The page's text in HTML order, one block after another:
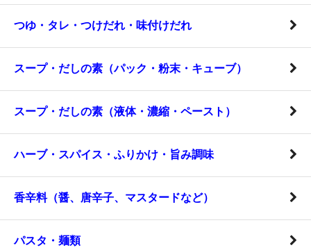
つゆ・タレ・つけだれ・味付けだれ
スープ・だしの素（パック・粉末・キューブ）
スープ・だしの素（液体・濃縮・ペースト）
ハーブ・スパイス・ふりかけ・旨み調味
香辛料（醤、唐辛子、マスタードなど）
パスタ・麺類